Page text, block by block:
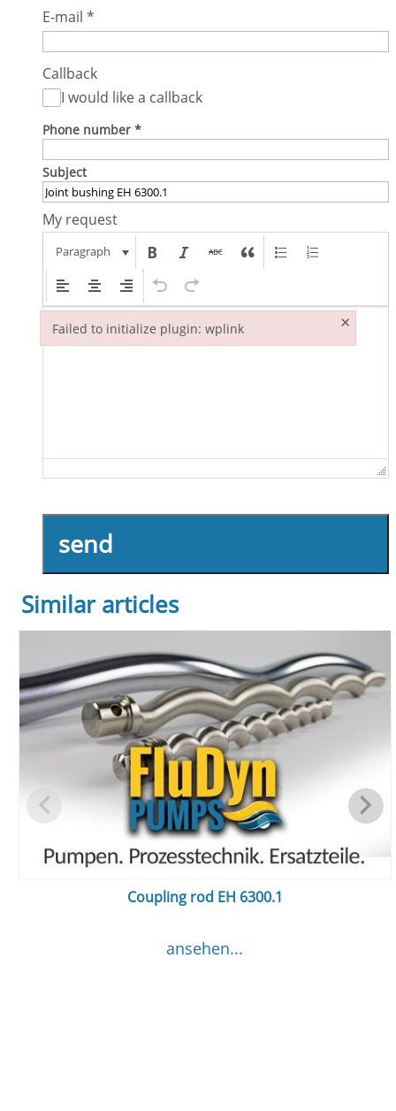
E-mail *
Callback
I would like a callback
Phone number *
Subject
My request
Paragraph
send
Similar articles
Coupling rod EH 6300.1
ansehen...
Failed to initialize plugin: wplink ×
Failed to initialize plugin: wplink